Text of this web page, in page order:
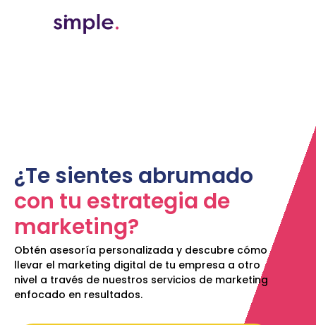
¿Te sientes abrumado
con tu estrategia de
marketing?
Obtén asesoría personalizada y descubre cómo
llevar el marketing digital de tu empresa a otro
nivel a través de nuestros servicios de marketing
enfocado en resultados.